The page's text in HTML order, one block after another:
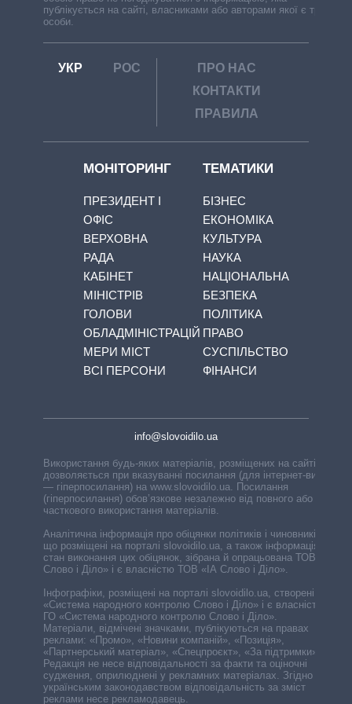
публікується на сайті, власниками або авторами якої є треті
особи.
УКР РОС
ПРО НАС
КОНТАКТИ
ПРАВИЛА
МОНІТОРИНГ
ПРЕЗИДЕНТ І
ОФІС
ВЕРХОВНА
РАДА
КАБІНЕТ
МІНІСТРІВ
ГОЛОВИ
ОБЛАДМІНІСТРАЦІЙ
МЕРИ МІСТ
ВСІ ПЕРСОНИ
ТЕМАТИКИ
БІЗНЕС
ЕКОНОМІКА
КУЛЬТУРА
НАУКА
НАЦІОНАЛЬНА
БЕЗПЕКА
ПОЛІТИКА
ПРАВО
СУСПІЛЬСТВО
ФІНАНСИ
info@slovoidilo.ua
Використання будь-яких матеріалів, розміщених на сайті,
дозволяється при вказуванні посилання (для інтернет-видань
— гіперпосилання) на www.slovoidilo.ua. Посилання
(гіперпосилання) обов’язкове незалежно від повного або
часткового використання матеріалів.
Аналітична інформація про обіцянки політиків і чиновників,
що розміщені на порталі slovoidilo.ua, а також інформація про
стан виконання цих обіцянок, зібрана й опрацьована ТОВ «ІА
Слово і Діло» і є власністю ТОВ «ІА Слово і Діло».
Інфографіки, розміщені на порталі slovoidilo.ua, створені ГО
«Система народного контролю Слово і Діло» і є власністю
ГО «Система народного контролю Слово і Діло».
Матеріали, відмічені значками, публікуються на правах
реклами: «Промо», «Новини компаній», «Позиція»,
«Партнерський матеріал», «Спецпроєкт», «За підтримки».
Редакція не несе відповідальності за факти та оціночні
судження, оприлюднені у рекламних матеріалах. Згідно з
українським законодавством відповідальність за зміст
реклами несе рекламодавець.